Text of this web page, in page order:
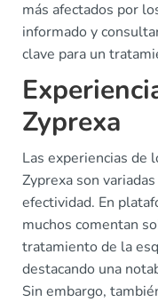
más afectados por
informado y
clave para un
Zyprexa
Las experiencias de
Zyprexa son
efectividad. En
muchos comentan
tratamiento de la
destacando una
Sin embargo,